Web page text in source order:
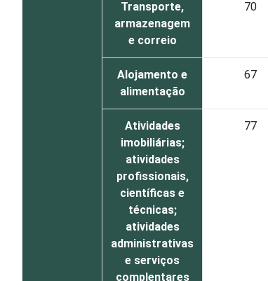
Transporte,
armazenagem
e correio
70
Alojamento e
alimentação
67
Atividades
imobiliárias;
atividades
profissionais,
científicas e
técnicas;
atividades
administrativas
e serviços
complentares
77